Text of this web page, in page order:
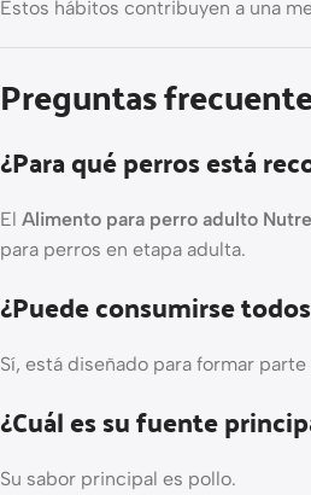
Estos hábitos contribuyen a una
Preguntas
¿Para qué perros está
El Alimento para perro adulto
para perros en etapa adulta.
¿Puede consumirse
Sí, está diseñado para formar
¿Cuál es su fuente
Su sabor principal es pollo.